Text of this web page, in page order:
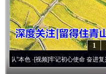
1
视频]牢记初心使命 奋进复兴征程丨宝